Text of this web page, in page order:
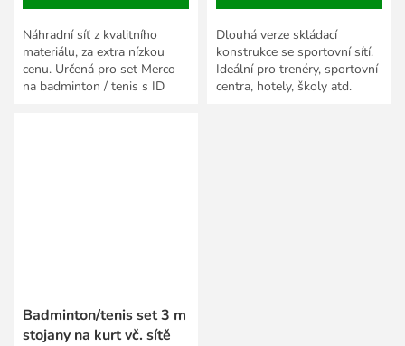
Náhradní síť z kvalitního
materiálu, za extra nízkou
cenu. Určená pro set Merco
na badminton / tenis s ID
Dlouhá verze skládací
konstrukce se sportovní sítí.
Ideální pro trenéry, sportovní
centra, hotely, školy atd.
Badminton/tenis set 3 m
stojany na kurt vč. sítě